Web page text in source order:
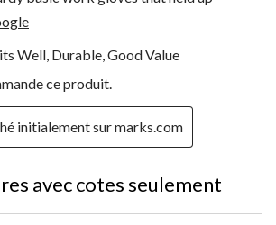
Well, Durable, Good Value
ce produit.
initialement sur marks.com
avec cotes seulement